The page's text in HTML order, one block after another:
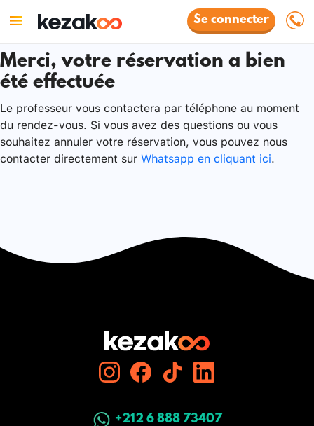
Se connecter
Merci, votre réservation a bien
été effectuée
Le professeur vous contactera par téléphone au moment
du rendez-vous. Si vous avez des questions ou vous
souhaitez annuler votre réservation, vous pouvez nous
contacter directement sur Whatsapp en cliquant ici.
+212 6 888 73407